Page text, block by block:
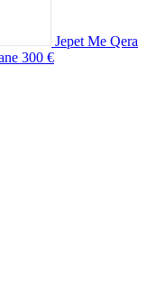
Jepet Me Qera
300 €